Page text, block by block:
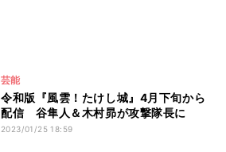
芸能
令和版『風雲！たけし城』4月下旬から
配信 谷隼人＆木村昴が攻撃隊長に
2023/01/25 18:59